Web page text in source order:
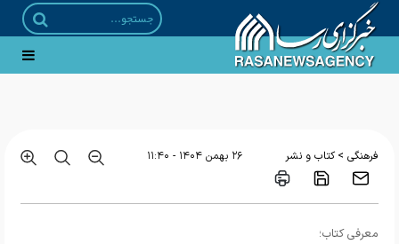
فرهنگی > کتاب و نشر ۲۶ بهمن ۱۴۰۴ - ۱۱:۴۰
معرفی کتاب؛